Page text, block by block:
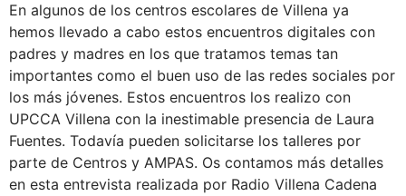
En algunos de los centros escolares de Villena ya
hemos llevado a cabo estos encuentros digitales con
padres y madres en los que tratamos temas tan
importantes como el buen uso de las redes sociales por
los más jóvenes. Estos encuentros los realizo con
UPCCA Villena con la inestimable presencia de Laura
Fuentes. Todavía pueden solicitarse los talleres por
parte de Centros y AMPAS. Os contamos más detalles
en esta entrevista realizada por Radio Villena Cadena